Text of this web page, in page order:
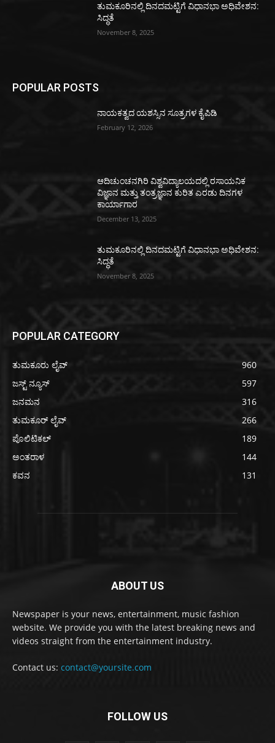
ತುಮಕೂರಿನಲ್ಲಿ ದಿನದಮಟ್ಟಿಗೆ ವಿಧಾನಭಾ ಅಧಿವೇಶನ:
ಸಿದ್ಧತೆ
November 8, 2025
POPULAR POSTS
ನಾಯಕತ್ವದ ಯಶಸ್ಸಿನ ಸೂತ್ರಗಳ ಕೈಪಿಡಿ
February 12, 2026
ಆದಿಚುಂಚನಗಿರಿ ವಿಶ್ವವಿದ್ಯಾಲಯದಲ್ಲಿ ರಸಾಯನಿಕ
ವಿಜ್ಞಾನ ಮತ್ತು ತಂತ್ರಜ್ಞಾನ ಕುರಿತ ಎರಡು ದಿನಗಳ
ಕಾರ್ಯಾಗಾರ
December 13, 2025
ತುಮಕೂರಿನಲ್ಲಿ ದಿನದಮಟ್ಟಿಗೆ ವಿಧಾನಭಾ ಅಧಿವೇಶನ:
ಸಿದ್ಧತೆ
November 8, 2025
POPULAR CATEGORY
ತುಮಕೂರು ಲೈವ್
960
ಜಸ್ಟ್ ನ್ಯೂಸ್
597
ಜನಮನ
316
ತುಮಕೂರ್ ಲೈವ್
266
ಪೊಲಿಟಿಕಲ್
189
ಅಂತರಾಳ
144
ಕವನ
131
ABOUT US
Newspaper is your news, entertainment, music fashion
website. We provide you with the latest breaking news and
videos straight from the entertainment industry.
Contact us: contact@yoursite.com
FOLLOW US